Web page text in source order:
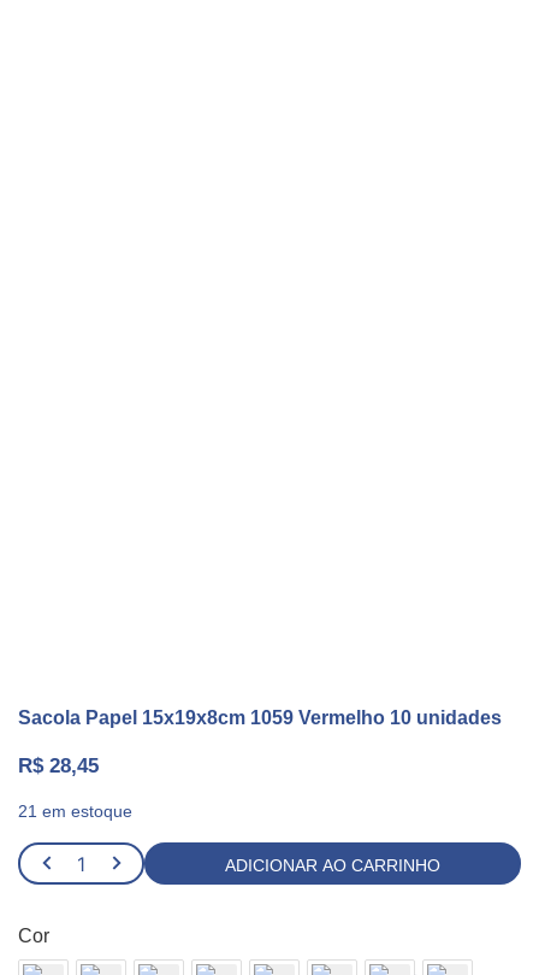
Sacola Papel 15x19x8cm 1059 Vermelho 10 unidades
R$28,45
21 em estoque
Sacola
Papel
ADICIONAR AO CARRINHO
Cor